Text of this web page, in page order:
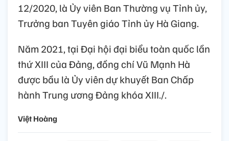
12/2020, là Ủy viên Ban Thường vụ Tỉnh ủy,
Trưởng ban Tuyên giáo Tỉnh ủy Hà Giang.
Năm 2021, tại Đại hội đại biểu toàn quốc lần
thứ XIII của Đảng, đồng chí Vũ Mạnh Hà
được bầu là Ủy viên dự khuyết Ban Chấp
hành Trung ương Đảng khóa XIII./.
Việt Hoàng